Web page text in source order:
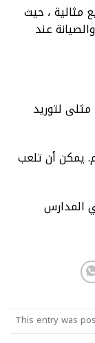
مثالية ، حيث
عند
يمكن أن تلعب
المدارس
This entry was